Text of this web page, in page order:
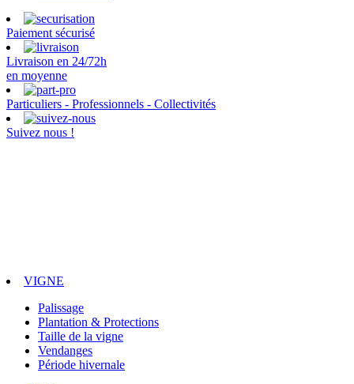
Paiement sécurisé
Livraison en 24/72h
en moyenne
Particuliers - Professionnels - Collectivités
Suivez nous !
VIGNE
Palissage
Plantation & Protections
Taille de la vigne
Vendanges
Période hivernale